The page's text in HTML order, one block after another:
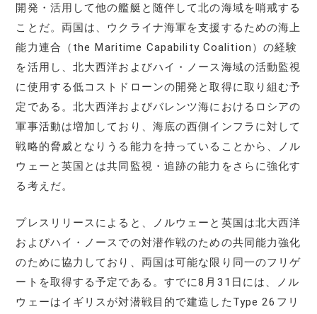
開発・活用して他の艦艇と随伴して北の海域を哨戒する
ことだ。両国は、ウクライナ海軍を支援するための海上
能力連合（the Maritime Capability Coalition）の経験
を活用し、北大西洋およびハイ・ノース海域の活動監視
に使用する低コストドローンの開発と取得に取り組む予
定である。北大西洋およびバレンツ海におけるロシアの
軍事活動は増加しており、海底の西側インフラに対して
戦略的脅威となりうる能力を持っていることから、ノル
ウェーと英国とは共同監視・追跡の能力をさらに強化す
る考えだ。
プレスリリースによると、ノルウェーと英国は北大西洋
およびハイ・ノースでの対潜作戦のための共同能力強化
のために協力しており、両国は可能な限り同一のフリゲ
ートを取得する予定である。すでに8月31日には、ノル
ウェーはイギリスが対潜戦目的で建造したType 26フリ